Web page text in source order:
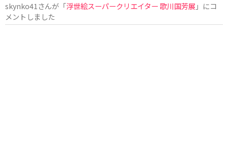
skynko41さんが「浮世絵スーパークリエイター 歌川国芳展 」にコ
メントしました